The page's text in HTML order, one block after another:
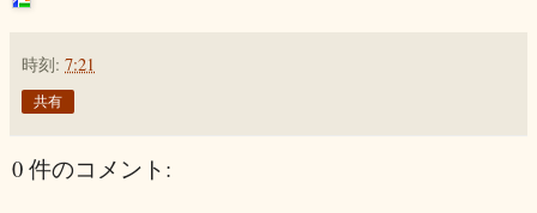
時刻: 7:21
共有
0 件のコメント: